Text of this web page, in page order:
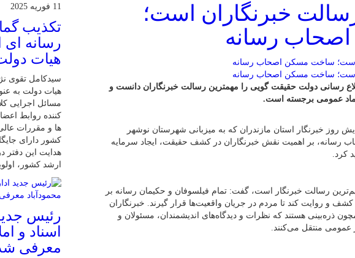
خبرنگاران است؛
رسانه
رسانی دولت حقیقت گویی را مهمترین رسالت خبرنگاران دانست و
عمومی برجسته است.
روز خبرنگار استان مازندران که به میزبانی شهرستان نوشهر
رسانه، بر اهمیت نقش خبرنگاران در کشف حقیقت، ایجاد سرمایه
کرد.
رسالت خبرنگار است، گفت: تمام فیلسوفان و حکیمان رسانه بر
کشف و روایت کند تا مردم در جریان واقعیت‌ها قرار گیرند. خبرنگاران
ذره‌بینی هستند که نظرات و دیدگاه‌های اندیشمندان، مسئولان و
عمومی منتقل می‌کنند.
11 فوریه 2025
تکذیب
رسانه ای
هیات
سیدکامل تقوی
هیات دولت به
مسائل اجرایی
کننده روابط
ها و مقررات
کشور دارای
هدایت این دفتر
ارشد کشور،
رئیس
اسناد و
معرفی